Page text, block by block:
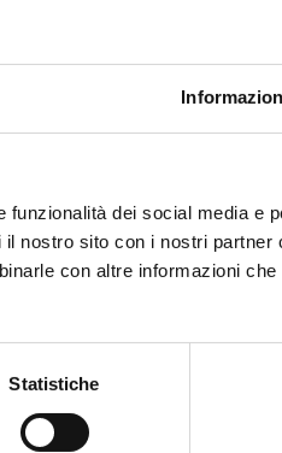
dei social media e
nostro sito con i nostri partner
con altre informazioni
Statistiche